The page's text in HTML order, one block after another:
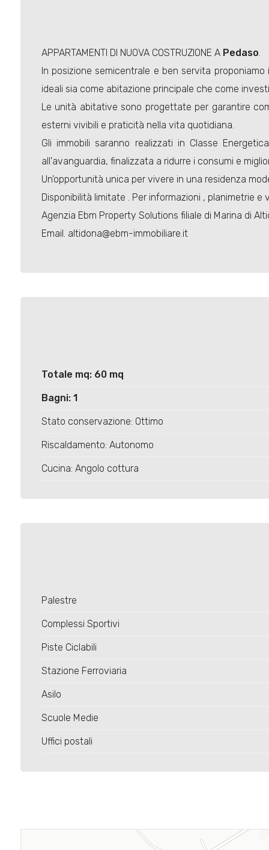
APPARTAMENTI DI NUOVA COSTRUZIONE A Pedaso.
In posizione semicentrale e ben servita
ideali sia come abitazione principale che come
Le unità abitative sono progettate per garantire
esterni vivibili e praticità nella vita quotidiana.
Gli immobili saranno realizzati in Classe
all'avanguardia, finalizzata a ridurre i consumi e
Un'opportunità unica per vivere in una residenza
Disponibilità limitate . Per informazioni , planimetrie
Agenzia Ebm Property Solutions filiale di Marina di
Email. altidona@ebm-immobiliare.it
Totale mq: 60 mq
Bagni: 1
Stato conservazione: Ottimo
Riscaldamento: Autonomo
Cucina: Angolo cottura
Palestre
Complessi Sportivi
Piste Ciclabili
Stazione Ferroviaria
Asilo
Scuole Medie
Uffici postali